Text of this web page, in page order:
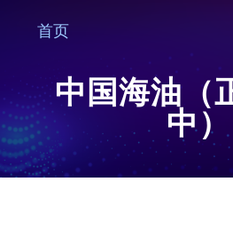
首页
中国海油（
中）